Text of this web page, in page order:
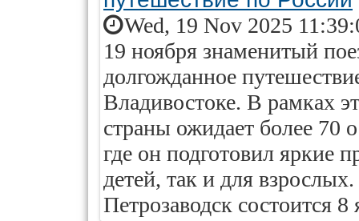
Wed, 19 Nov 2025
19 ноября знаменитый
долгожданное
Владивостоке. В рамках
страны ожидает более 70
где он подготовил яркие
детей, так и для
Петрозаводск состоится 8